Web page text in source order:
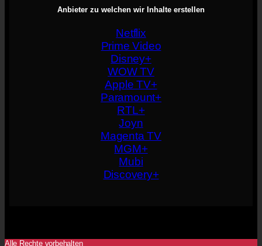
Anbieter zu welchen wir Inhalte erstellen
Netflix
Prime Video
Disney+
WOW TV
Apple TV+
Paramount+
RTL+
Joyn
Magenta TV
MGM+
Mubi
Discovery+
Alle Rechte vorbehalten